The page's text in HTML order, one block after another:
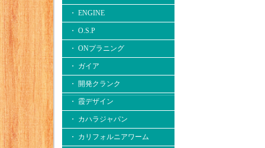
・ ENGINE
・ O.S.P
・ ONプラニング
・ ガイア
・ 開発クランク
・ 霞デザイン
・ カハラジャパン
・ カリフォルニアワーム